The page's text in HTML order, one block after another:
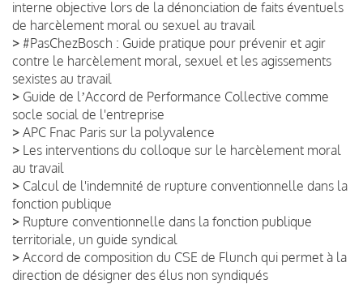
interne objective lors de la dénonciation de faits éventuels
de harcèlement moral ou sexuel au travail
> #PasChezBosch : Guide pratique pour prévenir et agir
contre le harcèlement moral, sexuel et les agissements
sexistes au travail
> Guide de lʼAccord de Performance Collective comme
socle social de l'entreprise
> APC Fnac Paris sur la polyvalence
> Les interventions du colloque sur le harcèlement moral
au travail
> Calcul de l'indemnité de rupture conventionnelle dans la
fonction publique
> Rupture conventionnelle dans la fonction publique
territoriale, un guide syndical
> Accord de composition du CSE de Flunch qui permet à la
direction de désigner des élus non syndiqués